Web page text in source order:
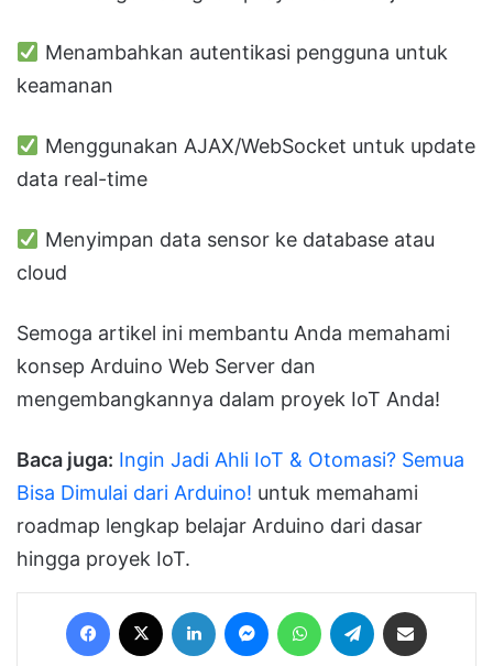
Menambahkan autentikasi pengguna untuk
keamanan
Menggunakan AJAX/WebSocket untuk update
data real-time
Menyimpan data sensor ke database atau
cloud
Semoga artikel ini membantu Anda memahami
konsep Arduino Web Server dan
mengembangkannya dalam proyek IoT Anda!
Baca juga: Ingin Jadi Ahli IoT & Otomasi? Semua
Bisa Dimulai dari Arduino! untuk memahami
roadmap lengkap belajar Arduino dari dasar
hingga proyek IoT.
Facebook LinkedIn MessengerWhatsAppTelegram